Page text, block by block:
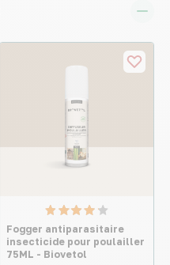
Fogger antiparasitaire
insecticide pour poulailler
75ML - Biovetol